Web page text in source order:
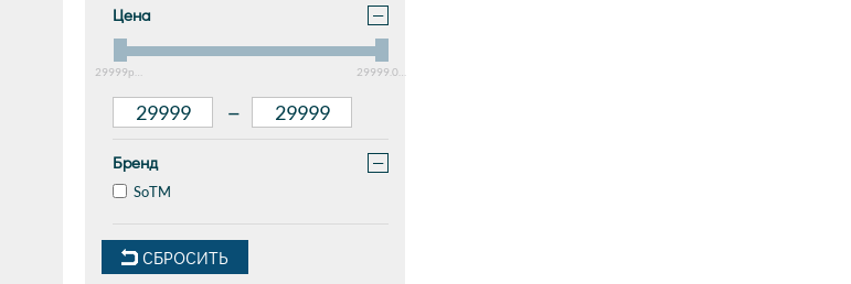
Цена −
–
Бренд −
SoTM
СБРОСИТЬ